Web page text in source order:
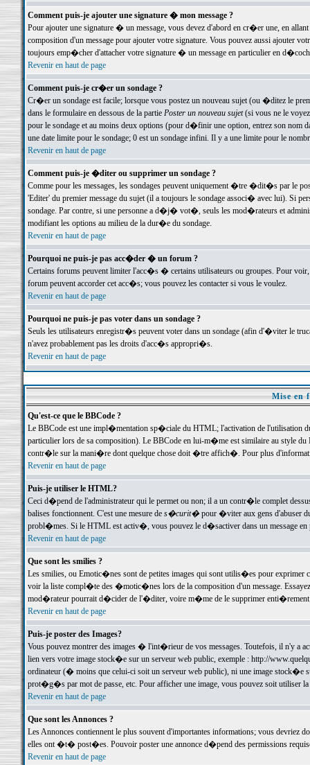
Comment puis-je ajouter une signature � mon message ?
Pour ajouter une signature � un message, vous devez d'abord en cr�er une, en
composition d'un message pour ajouter votre signature. Vous pouvez aussi ajouter
toujours emp�cher d'attacher votre signature � un message en particulier en
Revenir en haut de page
Comment puis-je cr�er un sondage ?
Cr�er un sondage est facile; lorsque vous postez un nouveau sujet (ou �ditez le
dans le formulaire en dessous de la partie Poster un nouveau sujet(si vous ne le voyez
pour le sondage et au moins deux options (pour d�finir une option, entrez son nom
une date limite pour le sondage; 0 est un sondage infini. Il y a une limite pour le
Revenir en haut de page
Comment puis-je �diter ou supprimer un sondage ?
Comme pour les messages, les sondages peuvent uniquement �tre �dit�s par le
'Editer' du premier message du sujet (il a toujours le sondage associ� avec lui). Si
sondage. Par contre, si une personne a d�j� vot�, seuls les mod�rateurs et
modifiant les options au milieu de la dur�e du sondage.
Revenir en haut de page
Pourquoi ne puis-je pas acc�der � un forum ?
Certains forums peuvent limiter l'acc�s � certains utilisateurs ou groupes. Pour
forum peuvent accorder cet acc�s; vous pouvez les contacter si vous le voulez.
Revenir en haut de page
Pourquoi ne puis-je pas voter dans un sondage ?
Seuls les utilisateurs enregistr�s peuvent voter dans un sondage (afin d'�viter le
n'avez probablement pas les droits d'acc�s appropri�s.
Revenir en haut de page
Mise en
Qu'est-ce que le BBCode ?
Le BBCode est une impl�mentation sp�ciale du HTML; l'activation de l'utilisation
particulier lors de sa composition). Le BBCode en lui-m�me est similaire au style
contr�le sur la mani�re dont quelque chose doit �tre affich�. Pour plus
Revenir en haut de page
Puis-je utiliser le HTML?
Ceci d�pend de l'administrateur qui le permet ou non; il a un contr�le complet
balises fonctionnent. C'est une mesure de s�curit�pour �viter aux gens d'abuser
probl�mes. Si le HTML est activ�, vous pouvez le d�sactiver dans un message en
Revenir en haut de page
Que sont les smilies ?
Les smilies, ou Emotic�nes sont de petites images qui sont utilis�es pour exprimer
voir la liste compl�te des �motic�nes lors de la composition d'un message.
mod�rateur pourrait d�cider de l'�diter, voire m�me de le supprimer
Revenir en haut de page
Puis-je poster des Images?
Vous pouvez montrer des images � l'int�rieur de vos messages. Toutefois, il n'y a
lien vers votre image stock�e sur un serveur web public, exemple : http://
ordinateur (� moins que celui-ci soit un serveur web public), ni une image stock�e
prot�g�s par mot de passe, etc. Pour afficher une image, vous pouvez soit
Revenir en haut de page
Que sont les Annonces ?
Les Annonces contiennent le plus souvent d'importantes informations; vous devriez
elles ont �t� post�es. Pouvoir poster une annonce d�pend des permissions
Revenir en haut de page